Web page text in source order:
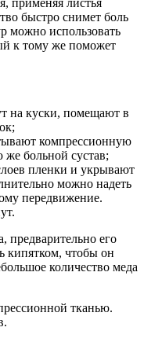
быстро снимет боль
можно использовать
к тому же поможет
на куски, помещают в
компрессионную
больной сустав;
пленки и укрывают
можно надеть
передвижение.
предварительно его
кипятком, чтобы он
количество меда
тканью.